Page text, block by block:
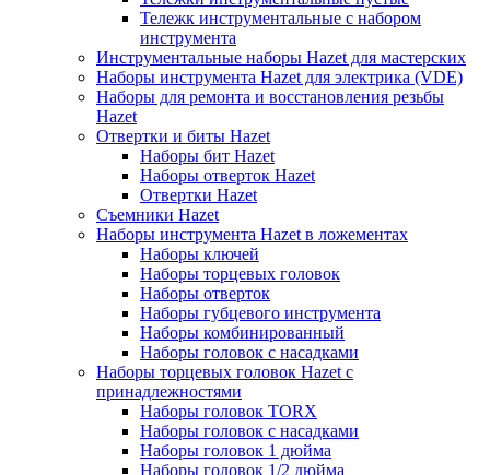
Тележк инструментальные с набором
инструмента
Инструментальные наборы Hazet для мастерских
Наборы инструмента Hazet для электрика (VDE)
Наборы для ремонта и восстановления резьбы
Hazet
Отвертки и биты Hazet
Наборы бит Hazet
Наборы отверток Hazet
Отвертки Hazet
Съемники Hazet
Наборы инструмента Hazet в ложементах
Наборы ключей
Наборы торцевых головок
Наборы отверток
Наборы губцевого инструмента
Наборы комбинированный
Наборы головок с насадками
Наборы торцевых головок Hazet с
принадлежностями
Наборы головок TORX
Наборы головок с насадками
Наборы головок 1 дюйма
Наборы головок 1/2 дюйма